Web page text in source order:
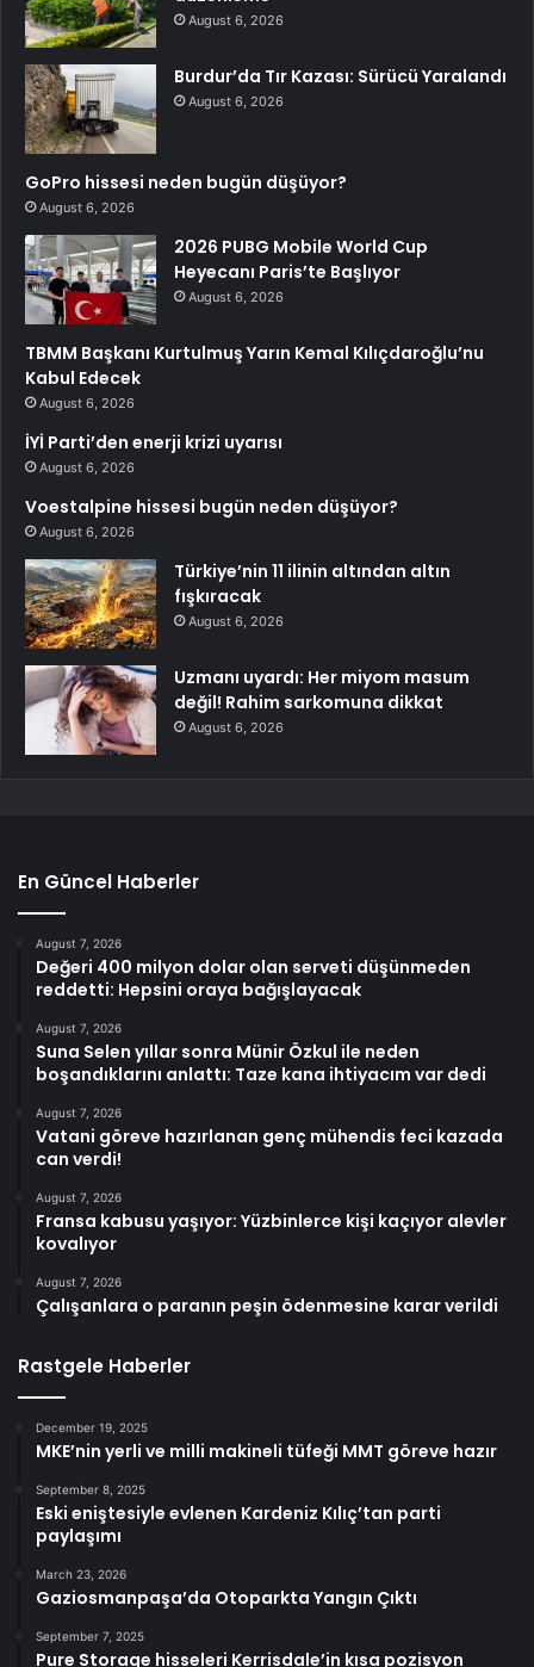
August 6, 2026
Burdur’da Tır Kazası: Sürücü Yaralandı
August 6, 2026
GoPro hissesi neden bugün düşüyor?
August 6, 2026
2026 PUBG Mobile World Cup
Heyecanı Paris’te Başlıyor
August 6, 2026
TBMM Başkanı Kurtulmuş Yarın Kemal Kılıçdaroğlu’nu
Kabul Edecek
August 6, 2026
İYİ Parti’den enerji krizi uyarısı
August 6, 2026
Voestalpine hissesi bugün neden düşüyor?
August 6, 2026
Türkiye’nin 11 ilinin altından altın
fışkıracak
August 6, 2026
Uzmanı uyardı: Her miyom masum
değil! Rahim sarkomuna dikkat
August 6, 2026
En Güncel Haberler
August 7, 2026
Değeri 400 milyon dolar olan serveti düşünmeden
reddetti: Hepsini oraya bağışlayacak
August 7, 2026
Suna Selen yıllar sonra Münir Özkul ile neden
boşandıklarını anlattı: Taze kana ihtiyacım var dedi
August 7, 2026
Vatani göreve hazırlanan genç mühendis feci kazada
can verdi!
August 7, 2026
Fransa kabusu yaşıyor: Yüzbinlerce kişi kaçıyor alevler
kovalıyor
August 7, 2026
Çalışanlara o paranın peşin ödenmesine karar verildi
Rastgele Haberler
December 19, 2025
MKE’nin yerli ve milli makineli tüfeği MMT göreve hazır
September 8, 2025
Eski eniştesiyle evlenen Kardeniz Kılıç’tan parti
paylaşımı
March 23, 2026
Gaziosmanpaşa’da Otoparkta Yangın Çıktı
September 7, 2025
Pure Storage hisseleri Kerrisdale’in kısa pozisyon